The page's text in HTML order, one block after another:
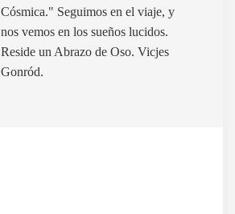
Cósmica." Seguimos en el viaje, y
nos vemos en los sueños lucidos.
Reside un Abrazo de Oso. Vicjes
Gonród.